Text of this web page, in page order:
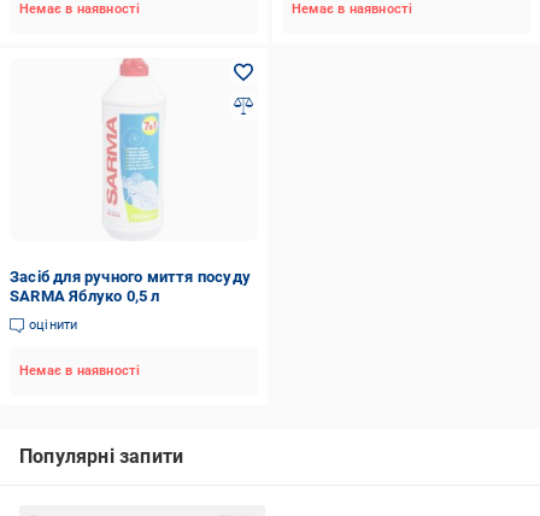
Немає в наявності Немає в наявності
Засіб для ручного миття посуду
SARMA Яблуко 0,5 л
оцінити
Немає в наявності
Популярні запити